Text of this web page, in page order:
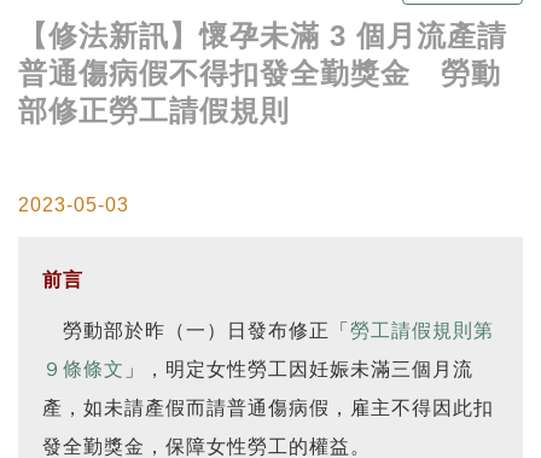
【修法新訊】懷孕未滿 3 個月流產請
普通傷病假不得扣發全勤獎金 勞動
部修正勞工請假規則
2023-05-03
前言
勞動部於昨（一）日發布修正「 勞工請假規則第
９條條文 」，明定女性勞工因妊娠未滿三個月流
產，如未請產假而請普通傷病假，雇主不得因此扣
發全勤獎金，保障女性勞工的權益。